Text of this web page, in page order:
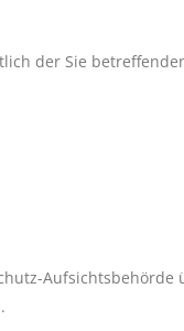
der Sie